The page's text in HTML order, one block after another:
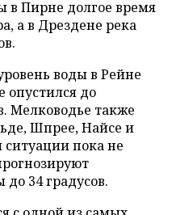
в Пирне долгое время
а в Дрездене река
воды в Рейне
опустился до
Мелководье также
Шпрее, Найсе и
пока не
34 градусов.